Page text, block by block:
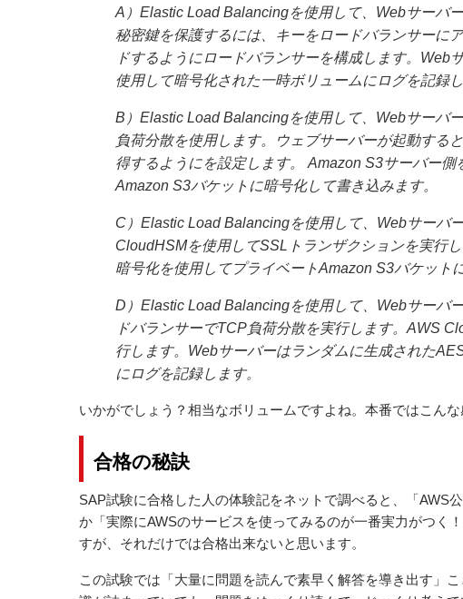
A）Elastic Load Balancingを使用して、Webサーバ
秘密鍵を保護するには、キーをロードバランサーに
ドするようにロードバランサーを構成します。
使用して暗号化された一時ボリュームにログを記録し
B）Elastic Load Balancingを使用して、Webサーバ
負荷分散を使用します。ウェブサーバーが起動する
得するようにを設定します。 Amazon S3サーバー
Amazon S3バケットに暗号化して書き込みます。
C）Elastic Load Balancingを使用して、Webサーバ
CloudHSMを使用してSSLトランザクションを実行
暗号化を使用してプライベートAmazon S3バケット
D）Elastic Load Balancingを使用して、Webサーバ
ドバランサーでTCP負荷分散を実行します。AWS
行します。Webサーバーはランダムに生成された
にログを記録します。
いかがでしょう？相当なボリュームですよね。本番ではこん
合格の秘訣
SAP試験に合格した人の体験記をネットで調べると、「AWS
か「実際にAWSのサービスを使ってみるのが一番実力がつく
すが、それだけでは合格出来ないと思います。
この試験では「大量に問題を読んで素早く解答を導き出す」